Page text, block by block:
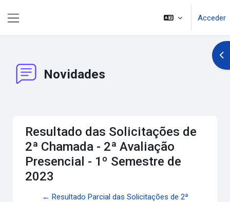
Acceder
Novidades
Resultado das Solicitações de
2ª Chamada - 2ª Avaliação
Presencial - 1º Semestre de
2023
← Resultado Parcial das Solicitações de 2ª